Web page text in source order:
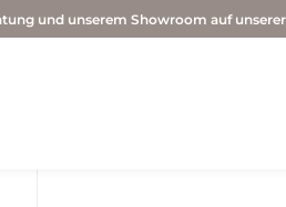
und unserem Showroom auf